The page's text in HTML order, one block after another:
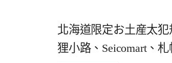
北海道限定お土産太
狸小路、Seicomart、